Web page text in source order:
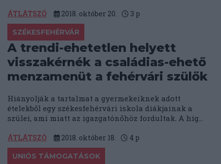
ÁTLÁTSZÓ 2018. október 20. 3 p
SZÉKESFEHÉRVÁR
A trendi-ehetetlen helyett
visszakérnék a családias-ehető
menzamenüt a fehérvári szülők
Hiányolják a tartalmat a gyermekeiknek adott
ételekből egy székesfehérvári iskola diákjainak a
szülei, ami miatt az igazgatónőhöz fordultak. A híg...
ÁTLÁTSZÓ 2018. október 18. 4 p
UNIÓS TÁMOGATÁSOK